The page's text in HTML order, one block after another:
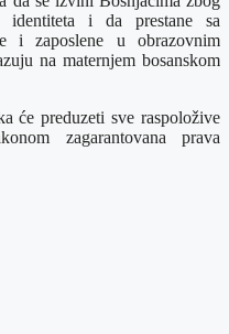
identiteta i da prestane sa
i zaposlene u obrazovnim
na maternjem bosanskom
će preduzeti sve raspoložive
zagarantovana prava